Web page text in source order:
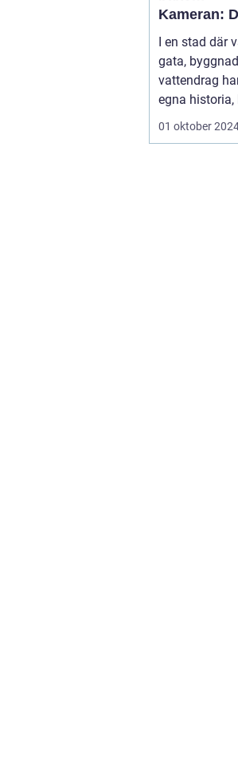
Kameran:
Fotograf i
Stockholm
I en stad där
gata,
vattendrag
egna historia,
en riktig ko...
01 oktober